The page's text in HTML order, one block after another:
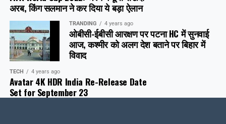
अरब, क‍िंग सलमान ने कर दिया ये बड़ा ऐलान
TRANDING 4 years ago
ओबीसी-ईबीसी आरक्षण पर पटना HC में सुनवाई
आज, कश्मीर को अलग देश बताने पर बिहार में
विवाद
TECH 4 years ago
Avatar 4K HDR India Re-Release Date
Set for September 23